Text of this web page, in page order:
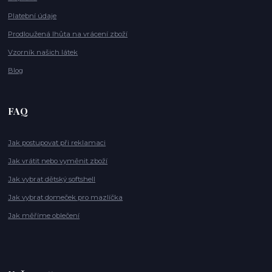
Platební údaje
Prodloužená lhůta na vrácení zboží
Vzorník našich látek
Blog
FAQ
Jak postupovat při reklamaci
Jak vrátit nebo vyměnit zboží
Jak vybrat dětský softshell
Jak vybrat domeček pro mazlíčka
Jak měříme oblečení